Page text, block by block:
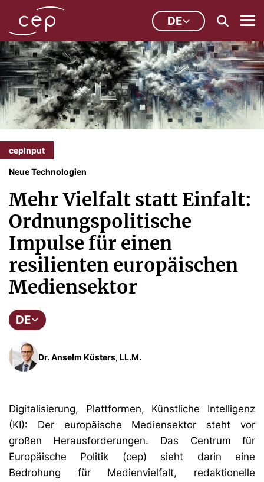
DE
cepInput
Neue Technologien
Mehr Vielfalt statt Einfalt:
Ordnungspolitische
Impulse für einen
resilienten europäischen
Mediensektor
DE
Dr. Anselm Küsters, LL.M.
Digitalisierung, Plattformen, Künstliche Intelligenz
(KI): Der europäische Mediensektor steht vor
großen Herausforderungen. Das Centrum für
Europäische Politik (cep) sieht darin eine
Bedrohung für Medienvielfalt, redaktionelle